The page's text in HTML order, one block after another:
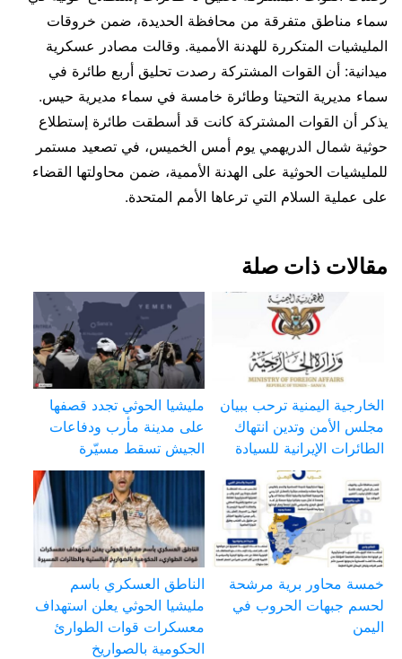
سماء مناطق متفرقة من محافظة الحديدة، ضمن خروقات
المليشيات المتكررة للهدنة الأممية. وقالت مصادر عسكرية
ميدانية: أن القوات المشتركة رصدت تحليق أربع طائرة في
سماء مديرية التحيتا وطائرة خامسة في سماء مديرية حيس.
يذكر أن القوات المشتركة كانت قد أسطقت طائرة إستطلاع
حوثية شمال الدريهمي يوم أمس الخميس، في تصعيد مستمر
للمليشيات الحوثية على الهدنة الأممية، ضمن محاولتها القضاء
على عملية السلام التي ترعاها الأمم المتحدة.
مقالات ذات صلة
الخارجية اليمنية ترحب ببيان
مجلس الأمن وتدين انتهاك
الطائرات الإيرانية للسيادة
مليشيا الحوثي تجدد قصفها
على مدينة مأرب ودفاعات
الجيش تسقط مسيّرة
خمسة محاور برية مرشحة
لحسم جبهات الحروب في
اليمن
الناطق العسكري باسم
مليشيا الحوثي يعلن استهداف
معسكرات قوات الطوارئ
الحكومية بالصواريخ